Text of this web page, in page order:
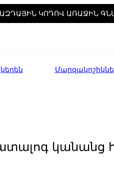
ԿՈԴՈՎ ԱՌԱՋԻՆ
կանանց